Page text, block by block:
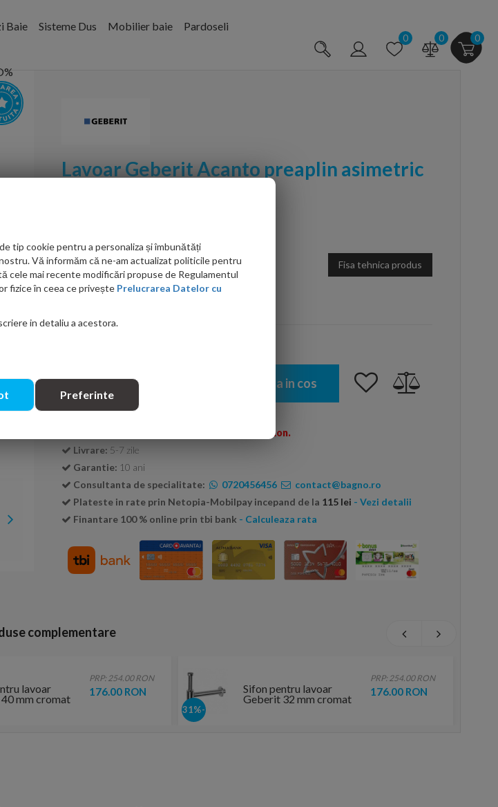
Baie Sisteme Dus Mobilier baie Pardoseli
0 0 0
Lavoar Geberit Acanto preaplin asimetric
PRP: 1,211.00 RON
690.00 RON Fisa tehnica produs
Cantitate: Adauga in cos
Transport GRATUIT la comenzi peste 600 Ron.
Livrare: 5-7 zile
Garantie: 10 ani
Consultanta de specialitate:
0720456456
contact@bagno.ro
Plateste in rate prin Netopia-Mobilpay incepand de la 115 lei - Vezi detalii
Finantare 100 % online prin tbi bank - Calculeaza rata
complementare
-31%
Sifon pentru lavoar
Geberit 32 mm cromat
PRP: 254.00 RON
176.00 RON
lavoar
mm cromat
PRP: 254.00 RON
176.00 RON
tip cookie pentru a personaliza și îmbunătăți
Vă informăm că ne-am actualizat politicile pentru
cele mai recente modificări propuse de Regulamentul
fizice în ceea ce privește Prelucrarea Datelor cu
in detaliu a acestora.
Preferinte